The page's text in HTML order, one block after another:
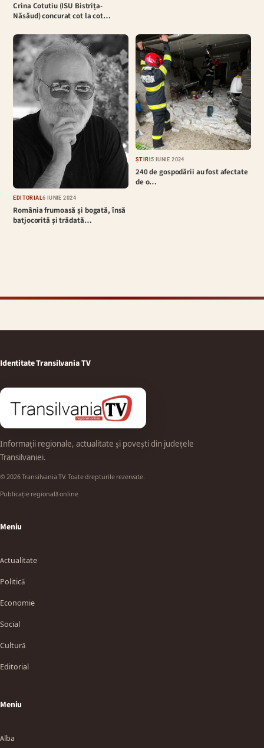
Crina Cotutiu (ISU Bistrița-
Năsăud) concurat cot la cot…
EDITORIAL6 IUNIE 2024
România frumoasă și bogată, însă
batjocorită și trădată…
ȘTIRI5 IUNIE 2024
240 de gospodării au fost afectate
de o…
Identitate Transilvania TV
Informații regionale, actualitate și povești din județele
Transilvaniei.
© 2026 Transilvania TV. Toate drepturile rezervate.
Publicație regională online
Meniu
Actualitate
Politică
Economie
Social
Cultură
Editorial
Meniu
Alba